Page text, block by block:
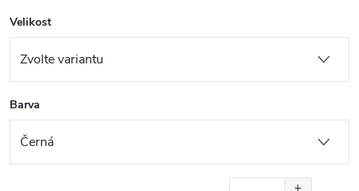
Velikost
Barva